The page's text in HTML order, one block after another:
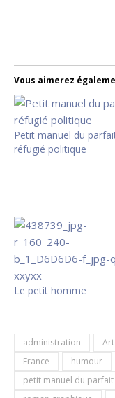
Vous aimerez
Petit manuel du
réfugié politique
Le petit homme
administration
France
humour
petit manuel du